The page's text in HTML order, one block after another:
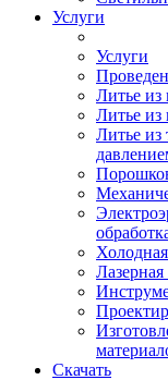
Услуги
Услуги
Литье из
Литье
Литье из
Скачать